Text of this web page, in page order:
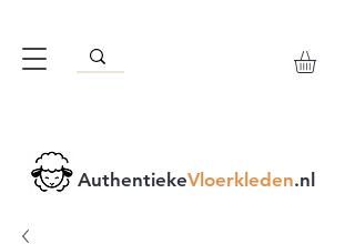
AuthentiekeVloerkleden.nl